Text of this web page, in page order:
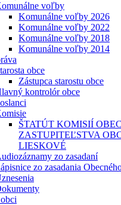
voľby
Komunálne voľby 2026
Komunálne voľby 2022
Komunálne voľby 2018
Komunálne voľby 2014
obce
Zástupca starostu obce
kontrolór obce
ŠTATÚT KOMISIÍ
ZASTUPITEĽSTVA
LIESKOVÉ
zo zasadaní
zo zasadania